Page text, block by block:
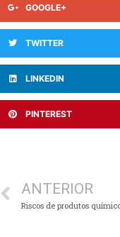
GOOGLE+
TWITTER
LINKEDIN
PINTEREST
ANTERIOR